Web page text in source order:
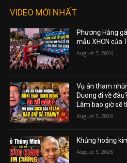
VIDEO MỚI NHẤT
Phương Hằng
mẫu XHCN của
August 7, 2026
Vụ án tham
Duong đi về
Lâm bao giờ sẽ
August 5, 2026
Khủng hoảng
August 5, 2026